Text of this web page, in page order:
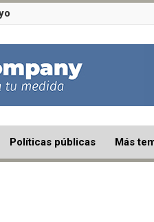
Políticas públicas Más